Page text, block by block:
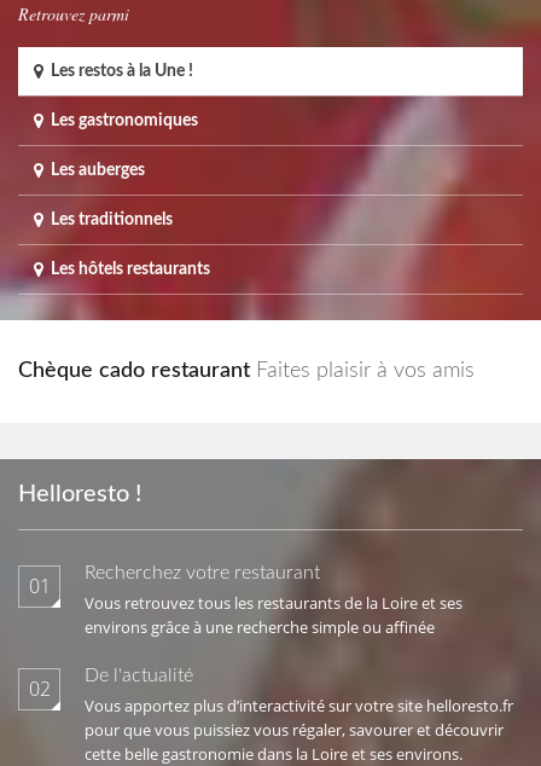
Retrouvez parmi
Les restos à la Une !
Les gastronomiques
Les auberges
Les traditionnels
Les hôtels restaurants
Chèque cado restaurant Faites plaisir à vos amis
Helloresto !
01 Recherchez votre restaurant
Vous retrouvez tous les restaurants de la Loire et ses
environs grâce à une recherche simple ou affinée
02 De l'actualité
Vous apportez plus d’interactivité sur votre site helloresto.fr
pour que vous puissiez vous régaler, savourer et découvrir
cette belle gastronomie dans la Loire et ses environs.